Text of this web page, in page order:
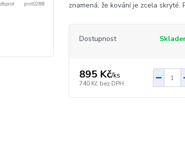
znamená, že kování je zcela skryté.
Dostupnost
895 Kč/ks
740 Kč bez DPH